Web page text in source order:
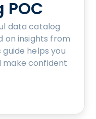
data catalog
on insights from
helps you
make confident